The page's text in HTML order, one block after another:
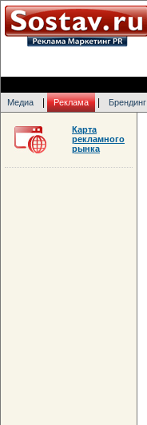
Медиа Реклама Брендинг
Карта
рекламного
рынка